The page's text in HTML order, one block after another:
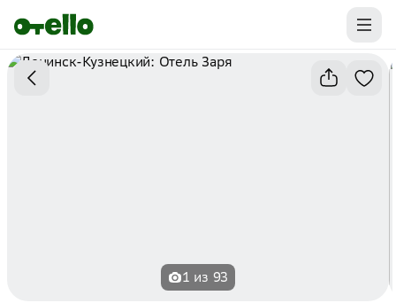
Промокоды на первую бронь уже ваши.
Забирайте выгоду
1 из 93